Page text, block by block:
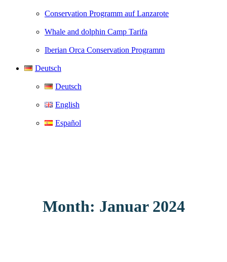
Conservation Programm auf Lanzarote
Whale and dolphin Camp Tarifa
Iberian Orca Conservation Programm
Deutsch
Deutsch
English
Español
Month: Januar 2024